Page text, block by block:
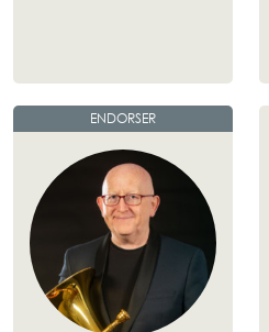
ENDORSER